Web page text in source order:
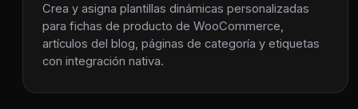
Crea y asigna plantillas dinámicas personalizadas
para fichas de producto de WooCommerce,
artículos del blog, páginas de categoría y etiquetas
con integración nativa.